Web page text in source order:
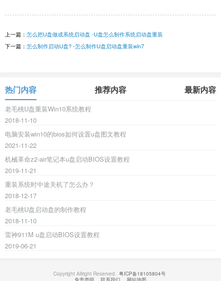
上一篇： 怎么把U盘做成系统启动盘 -U盘怎么制作系统启动盘重装
下一篇： 怎么制作启动U盘? -怎么制作U盘启动盘重装win7
热门内容 推荐内容 最新内容
老毛桃U盘重装Win10系统教程
2018-11-10
电脑安装win10的bios如何设置u盘图文教程
2021-11-22
机械革命z2-air笔记本u盘启动BIOS设置教程
2019-11-21
重装系统时中途关机了怎么办？
2018-12-17
老毛桃U盘启动盘的制作教程
2018-11-10
雷神911M u盘启动BIOS设置教程
2019-06-21
Copyright Allright Reserved. 粤ICP备18105804号
免责声明
联系我们 网站地图